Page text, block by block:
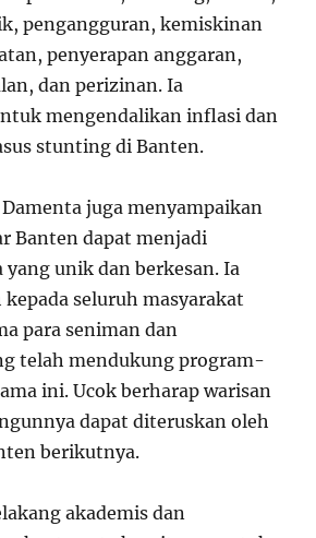
pengangguran, kemiskinan
penyerapan anggaran,
dan perizinan. Ia
mengendalikan inflasi dan
stunting di Banten.
juga menyampaikan
Banten dapat menjadi
yang unik dan berkesan. Ia
seluruh masyarakat
para seniman dan
telah mendukung program-
ini. Ucok berharap warisan
dapat diteruskan oleh
berikutnya.
akademis dan